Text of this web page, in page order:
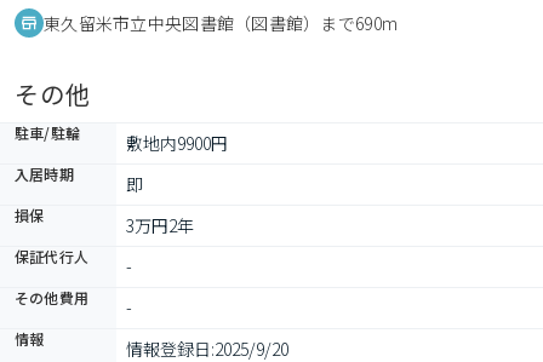
東久留米市立中央図書館（図書館）まで690m
その他
駐車/駐輪 敷地内9900円
入居時期 即
損保 3万円2年
保証代行人 -
その他費用 -
情報 情報登録日:2025/9/20